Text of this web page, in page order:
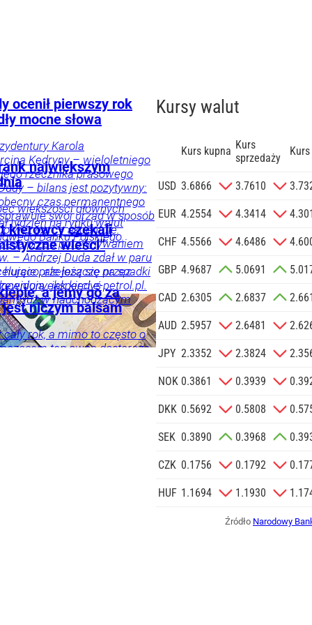
na
na podany
o.o. w imieniu
zlecenie jej
SIĘ
ocenił pierwszy rok
mocne słowa
Karola
Kędryny – wieloletniego
rzecznika prasowego
– bilans jest pozytywny:
czas permanentnego
swój urząd w sposób
wyzwań – akcentuje.
przed porównywaniem
– Andrzej Duda zdał w paru
ale jeszcze przez
jak kiedyś
a po latach się to zmieniło
Andrzeja Dudy.
największym
większości głównych
tydzień na rynku walut
Banku Polskiego.
kierowcy czekali
wieści”
przełożą się na spadki
eksperci e-petrol.pl.
już w nadchodzącym
a jemy go za
niczym balsam
rok, a mimo to często o
ten owoc dostarcza
Kursy walut
Kurs kupna Kurs
sprzedaży
USD 3.6866 3.7610
EUR 4.2554 4.3414
CHF 4.5566 4.6486
GBP 4.9687 5.0691
CAD 2.6305 2.6837
AUD 2.5957 2.6481
JPY 2.3352 2.3824
NOK 0.3861 0.3939
DKK 0.5692 0.5808
SEK 0.3890 0.3968
CZK 0.1756 0.1792
HUF 1.1694 1.1930
Źródło Narodowy